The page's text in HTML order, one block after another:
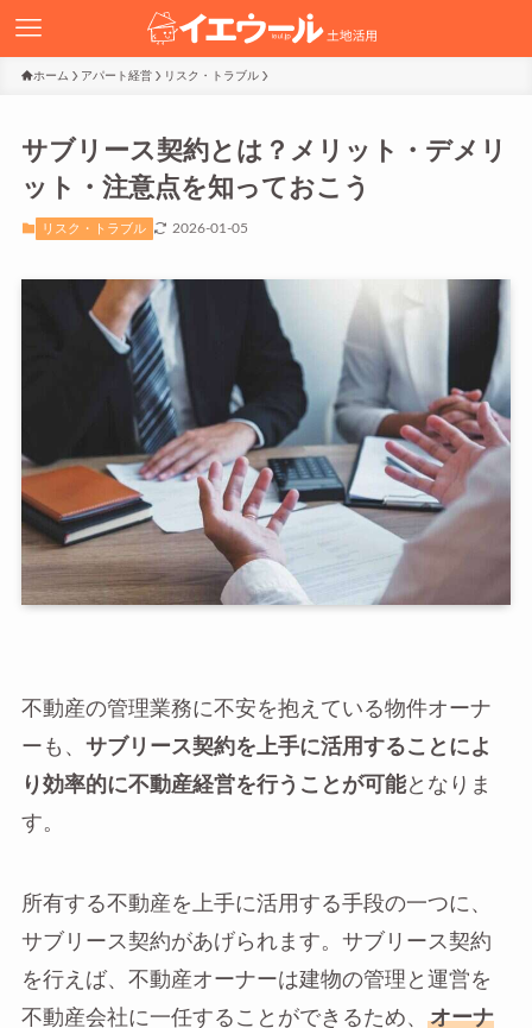
ホーム アパート経営 リスク・トラブル
サブリース契約とは？メリット・デメリ
ット・注意点を知っておこう
リスク・トラブル 2026-01-05
不動産の管理業務に不安を抱えている物件オーナ
ーも、 サブリース契約を上手に活用することによ
り効率的に不動産経営を行うことが可能となりま
す。
所有する不動産を上手に活用する手段の一つに、
サブリース契約があげられます。サブリース契約
を行えば、不動産オーナーは建物の管理と運営を
不動産会社に一任することができるため、
オーナ